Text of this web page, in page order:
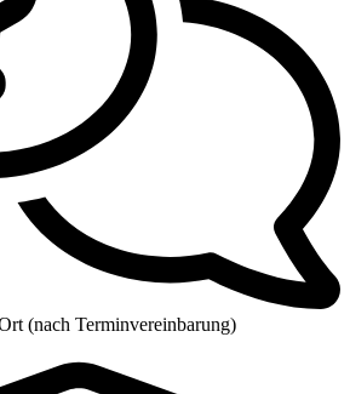
(nach Terminvereinbarung)